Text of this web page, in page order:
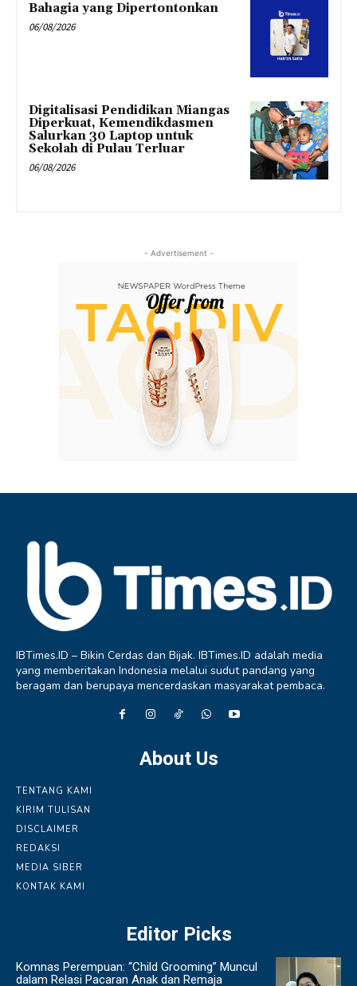
Bahagia yang Dipertontonkan
06/08/2026
Digitalisasi Pendidikan Miangas
Diperkuat, Kemendikdasmen
Salurkan 30 Laptop untuk
Sekolah di Pulau Terluar
06/08/2026
- Advertisement -
IBTimes.ID – Bikin Cerdas dan Bijak. IBTimes.ID adalah media
yang memberitakan Indonesia melalui sudut pandang yang
beragam dan berupaya mencerdaskan masyarakat pembaca.
About Us
TENTANG KAMI
KIRIM TULISAN
DISCLAIMER
REDAKSI
MEDIA SIBER
KONTAK KAMI
Editor Picks
Komnas Perempuan: “Child Grooming” Muncul
dalam Relasi Pacaran Anak dan Remaja